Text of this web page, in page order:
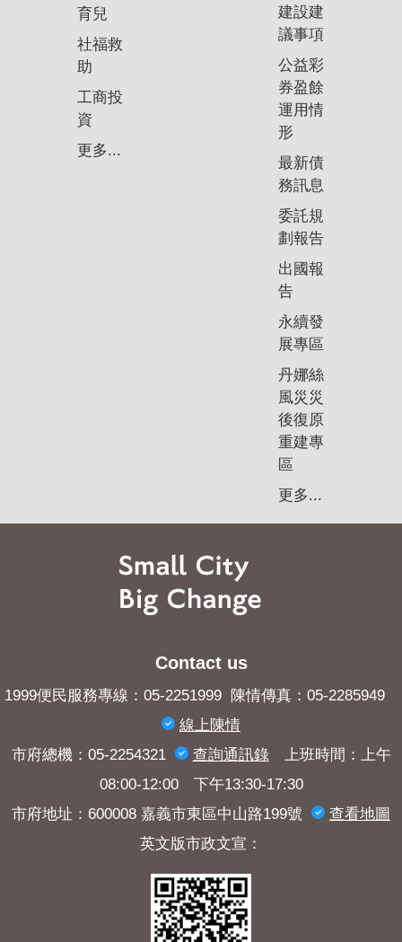
育兒
社福救
助
工商投
資
更多...
建設建
議事項
公益彩
券盈餘
運用情
形
最新債
務訊息
委託規
劃報告
出國報
告
永續發
展專區
丹娜絲
風災災
後復原
重建專
區
更多...
Contact us
1999便民服務專線：05-2251999 陳情傳真：05-2285949
線上陳情
市府總機：05-2254321
查詢​通訊錄上班時間：上午
08:00-12:00 下午13:30-17:30
市府地址：600008 嘉義市東區中山路199號
查看地圖
英文版市政文宣：